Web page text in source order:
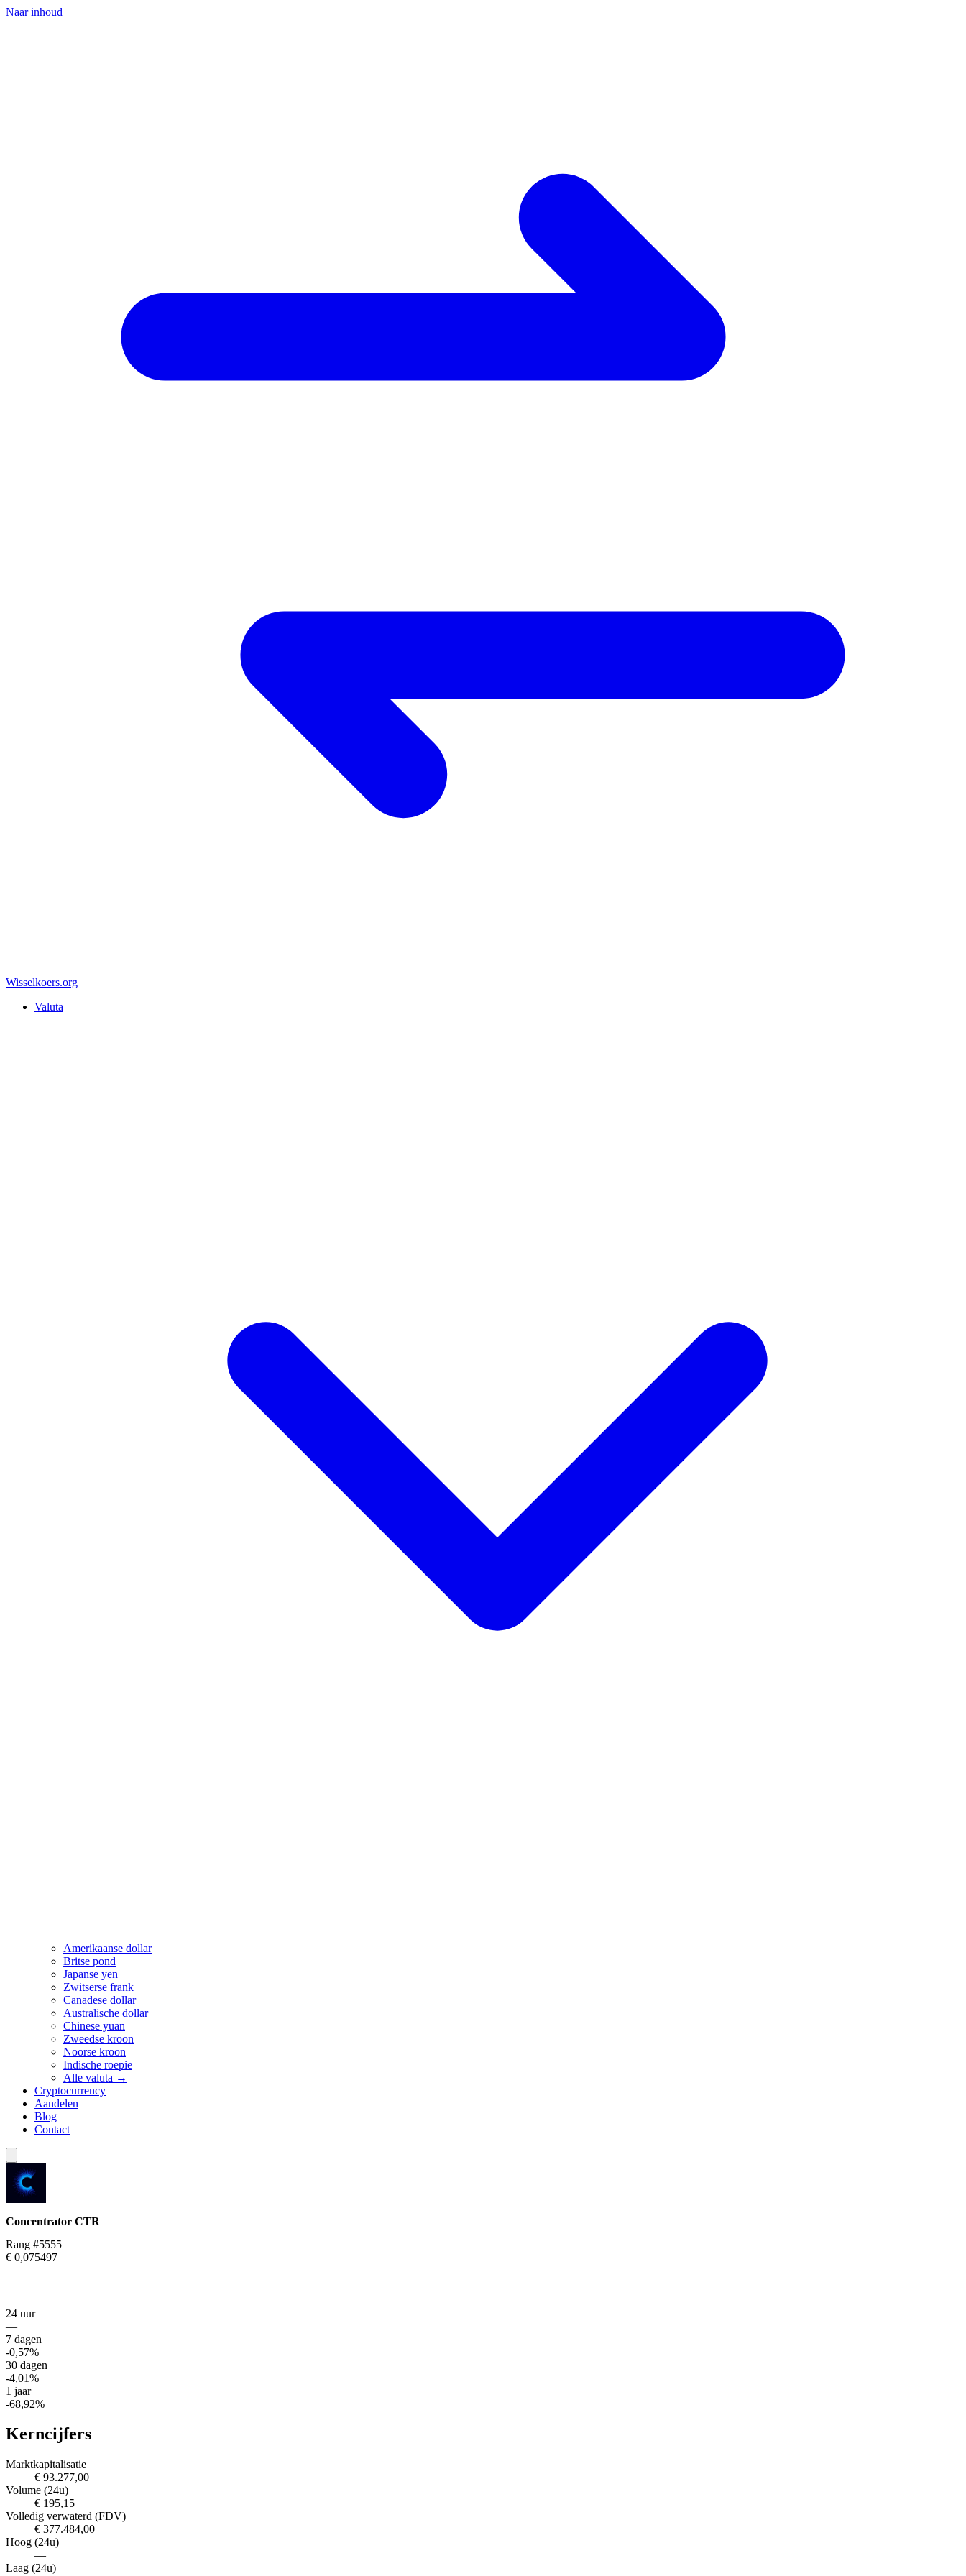
Naar inhoud
Wisselkoers.org
Valuta
Amerikaanse dollar
Britse pond
Japanse yen
Zwitserse frank
Canadese dollar
Australische dollar
Chinese yuan
Zweedse kroon
Noorse kroon
Indische roepie
Alle valuta →
Cryptocurrency
Aandelen
Blog
Contact
Concentrator CTR
Rang #5555
€ 0,075497
24 uur
—
7 dagen
-0,57%
30 dagen
-4,01%
1 jaar
-68,92%
Kerncijfers
Marktkapitalisatie
€ 93.277,00
Volume (24u)
€ 195,15
Volledig verwaterd (FDV)
€ 377.484,00
Hoog (24u)
—
Laag (24u)